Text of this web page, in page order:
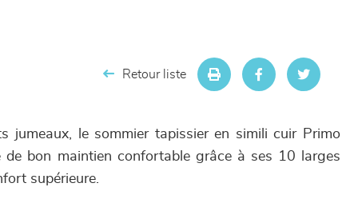
Retour liste
jumeaux, le sommier tapissier en simili cuir Primo
de bon maintien confortable grâce à ses 10 larges
supérieure.